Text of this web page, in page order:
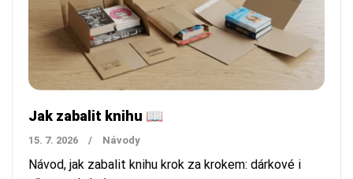
Jak zabalit knihu 📖
15. 7. 2026 / Návody
Návod, jak zabalit knihu krok za krokem: dárkové i